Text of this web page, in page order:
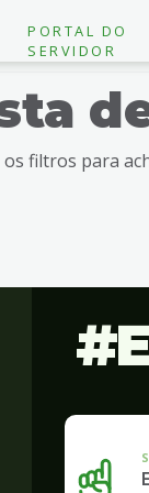
PORTAL DO
SERVIDOR
os filtros para